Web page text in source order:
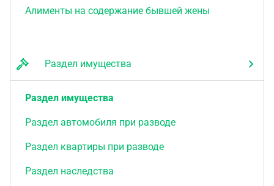
Алименты на содержание бывшей жены
Раздел имущества
Раздел имущества
Раздел автомобиля при разводе
Раздел квартиры при разводе
Раздел наследства